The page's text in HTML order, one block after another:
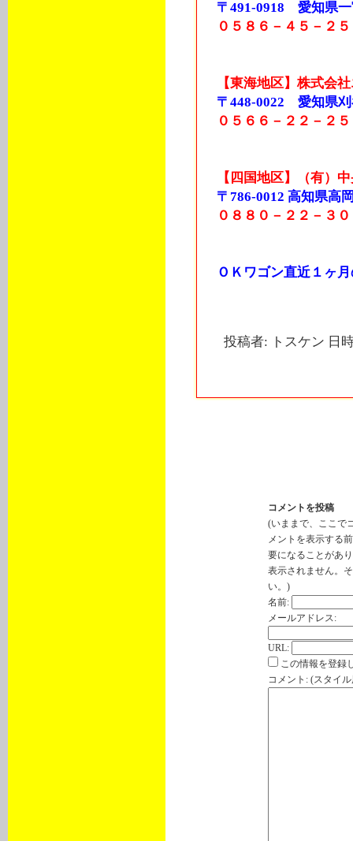
〒491-0918 愛知県一
０５８６－４５－２
【東海地区】株式会
〒448-0022 愛知県刈
０５６６－２２－２
【四国地区】（有）
〒786-0012 高知県高
０８８０－２２－３
ＯＫワゴン直近１ヶ
投稿者: トスケン 日
コメントを投稿
(いままで、ここで
メントを表示する
要になることがあ
表示されません。
い。)
名前:
メールアドレス:
URL:
この情報を登録
コメント: (スタイ